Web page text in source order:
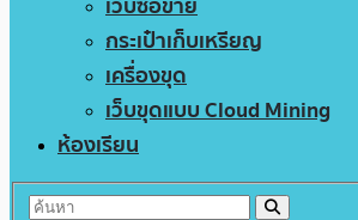
กระเป๋าเก็บเหรียญ
เครื่องขุด
เว็บขุดแบบ Cloud Mining
ห้องเรียน